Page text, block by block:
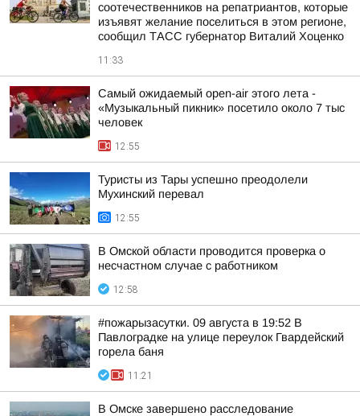
соотечественников на репатриантов, которые
изъявят желание поселиться в этом регионе,
сообщил ТАСС губернатор Виталий Хоценко
11:33
Самый ожидаемый open-air этого лета -
«Музыкальный пикник» посетило около 7 тыс
человек
12:55
Туристы из Тары успешно преодолели
Мухинский перевал
12:55
В Омской области проводится проверка о
несчастном случае с работником
12:58
#пожарызасутки. 09 августа в 19:52 В
Павлоградке на улице переулок Гвардейский
горела баня
11:21
В Омске завершено расследование